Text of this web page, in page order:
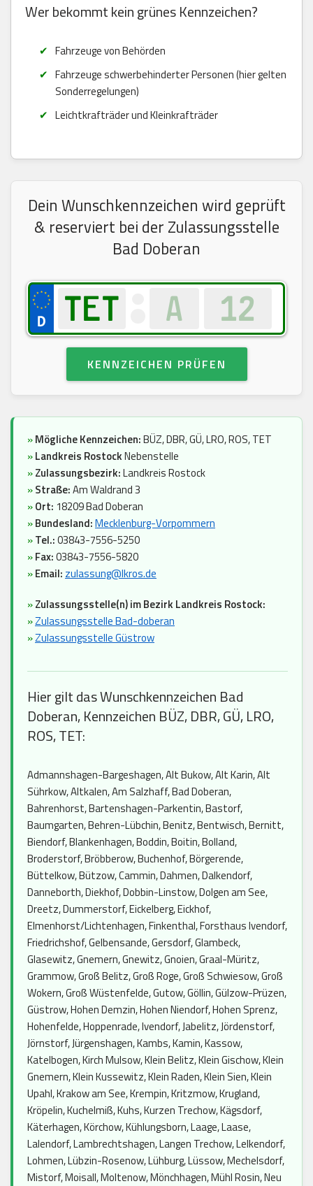
Wer bekommt kein grünes Kennzeichen?
Fahrzeuge von Behörden
Fahrzeuge schwerbehinderter Personen (hier gelten
Sonderregelungen)
Leichtkrafträder und Kleinkrafträder
Dein Wunschkennzeichen wird geprüft
& reserviert bei der Zulassungsstelle
Bad Doberan
KENNZEICHEN PRÜFEN
»Mögliche Kennzeichen:BÜZ, DBR, GÜ, LRO, ROS, TET
»Landkreis RostockNebenstelle
»Zulassungsbezirk:Landkreis Rostock
»Straße:Am Waldrand 3
»Ort: 18209 Bad Doberan
»Bundesland:Mecklenburg-Vorpommern
»Tel.:03843-7556-5250
»Fax:03843-7556-5820
»Email: zulassung@lkros.de
»Zulassungsstelle(n) im Bezirk Landkreis Rostock:
»Zulassungsstelle Bad-doberan
»Zulassungsstelle Güstrow
Hier gilt das Wunschkennzeichen Bad
Doberan, Kennzeichen BÜZ, DBR, GÜ, LRO,
ROS, TET:
Admannshagen-Bargeshagen, Alt Bukow, Alt Karin, Alt
Sührkow, Altkalen, Am Salzhaff, Bad Doberan,
Bahrenhorst, Bartenshagen-Parkentin, Bastorf,
Baumgarten, Behren-Lübchin, Benitz, Bentwisch, Bernitt,
Biendorf, Blankenhagen, Boddin, Boitin, Bolland,
Broderstorf, Bröbberow, Buchenhof, Börgerende,
Büttelkow, Bützow, Cammin, Dahmen, Dalkendorf,
Danneborth, Diekhof, Dobbin-Linstow, Dolgen am See,
Dreetz, Dummerstorf, Eickelberg, Eickhof,
Elmenhorst/Lichtenhagen, Finkenthal, Forsthaus Ivendorf,
Friedrichshof, Gelbensande, Gersdorf, Glambeck,
Glasewitz, Gnemern, Gnewitz, Gnoien, Graal-Müritz,
Grammow, Groß Belitz, Groß Roge, Groß Schwiesow, Groß
Wokern, Groß Wüstenfelde, Gutow, Göllin, Gülzow-Prüzen,
Güstrow, Hohen Demzin, Hohen Niendorf, Hohen Sprenz,
Hohenfelde, Hoppenrade, Ivendorf, Jabelitz, Jördenstorf,
Jörnstorf, Jürgenshagen, Kambs, Kamin, Kassow,
Katelbogen, Kirch Mulsow, Klein Belitz, Klein Gischow, Klein
Gnemern, Klein Kussewitz, Klein Raden, Klein Sien, Klein
Upahl, Krakow am See, Krempin, Kritzmow, Krugland,
Kröpelin, Kuchelmiß, Kuhs, Kurzen Trechow, Kägsdorf,
Käterhagen, Körchow, Kühlungsborn, Laage, Laase,
Lalendorf, Lambrechtshagen, Langen Trechow, Lelkendorf,
Lohmen, Lübzin-Rosenow, Lühburg, Lüssow, Mechelsdorf,
Mistorf, Moisall, Moltenow, Mönchhagen, Mühl Rosin, Neu